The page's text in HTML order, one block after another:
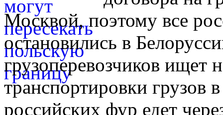
Москвой, поэтому все
остановились в
грузоперевозчиков ищет
транспортировки грузов
российских фур едет